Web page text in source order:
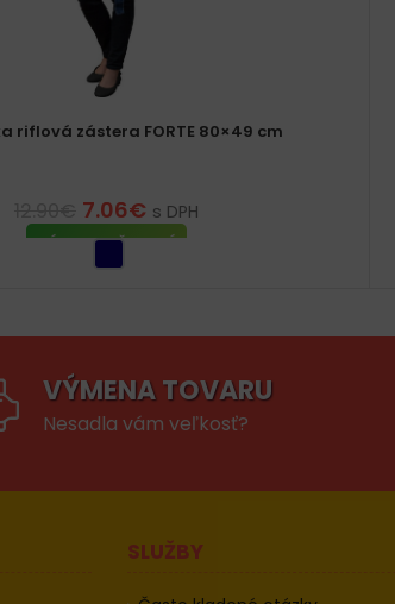
riflová zástera FORTE 80×49 cm
7.06€ s DPH
VÝBER MOŽNOSTÍ
VÝMENA TOVARU
Nesadla vám veľkosť?
SLUŽBY